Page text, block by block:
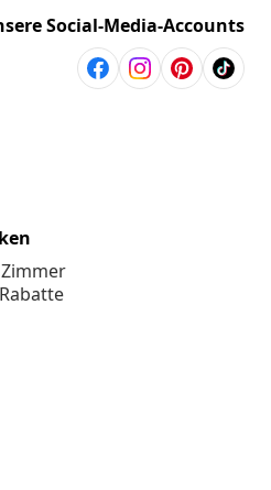
Social-Media-Accounts